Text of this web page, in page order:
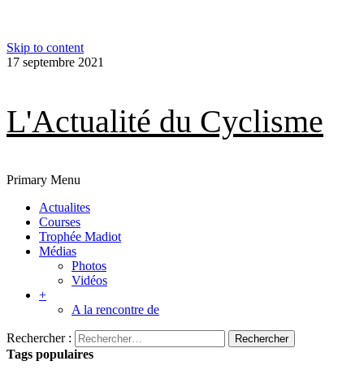
Skip to content
17 septembre 2021
L'Actualité du Cyclisme
Primary Menu
Actualites
Courses
Trophée Madiot
Médias
Photos
Vidéos
+
A la rencontre de
Rechercher :
Tags populaires